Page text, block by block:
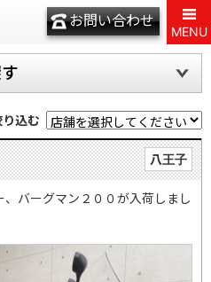
お問い合わせ
MENU
込む
八王子
バーグマン２００が入荷しまし